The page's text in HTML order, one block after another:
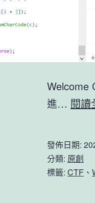
Welcome
進… 閱讀
發佈日期:
分類: 原創
標籤: CTF 、